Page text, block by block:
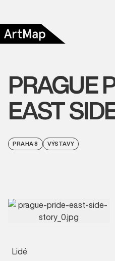
PRAGUE
EAST
PRAHA 8 VÝSTAVY
Lidé